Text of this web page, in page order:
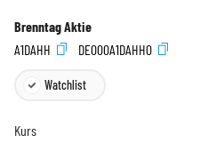
Brenntag Aktie
A1DAHH
DE000A1DAHH0
Watchlist
Kurs